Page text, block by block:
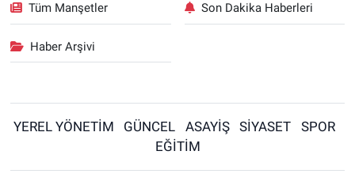
Tüm Manşetler Son Dakika Haberleri
Haber Arşivi
YEREL YÖNETİM GÜNCEL ASAYİŞ SİYASET
SPOR
EĞİTİM